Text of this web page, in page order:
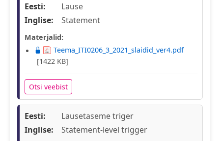
Eesti:
Lause
Inglise:
Statement
Materjalid:
Teema_ITI0206_3_2021_slaidid_ver4.pdf
[1422 KB]
Otsi veebist
Eesti:
Lausetaseme triger
Inglise:
Statement-level trigger